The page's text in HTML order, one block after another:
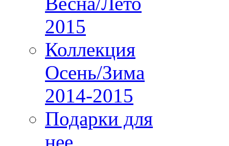
2015
Коллекция
Осень/Зима
2014-2015
Подарки для